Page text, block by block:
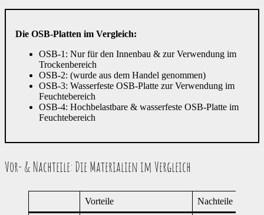
Die OSB-Platten im Vergleich:
OSB-1: Nur für den Innenbau & zur Verwendung im
Trockenbereich
OSB-2: (wurde aus dem Handel genommen)
OSB-3: Wasserfeste OSB-Platte zur Verwendung im
Feuchtebereich
OSB-4: Hochbelastbare & wasserfeste OSB-Platte im
Feuchtebereich
Vor- & Nachteile: Die Materialien im Vergleich
Vorteile Nachteile